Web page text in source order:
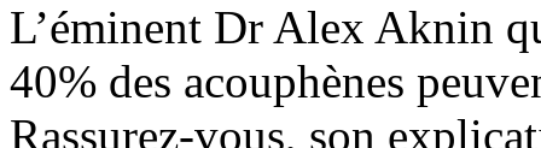
L’éminent Dr Alex Aknin
40% des acouphènes
Rassurez-vous, son